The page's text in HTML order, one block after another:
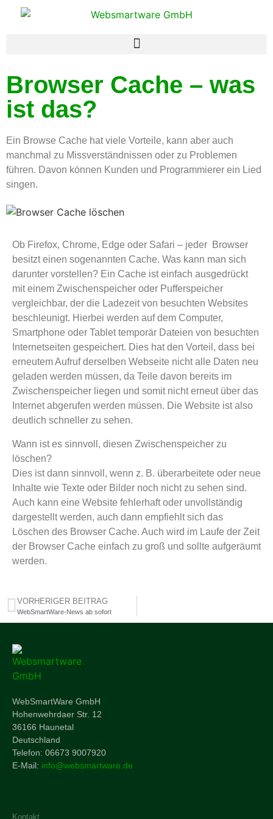
Browser Cache – was
ist das?
Ein Browse Cache hat viele Vorteile, kann aber auch
manchmal zu Missverständnissen oder zu Problemen
führen. Davon können Kunden und Programmierer ein Lied
singen.
Ob Firefox, Chrome, Edge oder Safari – jeder Browser
besitzt einen sogenannten Cache. Was kann man sich
darunter vorstellen? Ein Cache ist einfach ausgedrückt
mit einem Zwischenspeicher oder Pufferspeicher
vergleichbar, der die Ladezeit von besuchten Websites
beschleunigt. Hierbei werden auf dem Computer,
Smartphone oder Tablet temporär Dateien von besuchten
Internetseiten gespeichert. Dies hat den Vorteil, dass bei
erneutem Aufruf derselben Webseite nicht alle Daten neu
geladen werden müssen, da Teile davon bereits im
Zwischenspeicher liegen und somit nicht erneut über das
Internet abgerufen werden müssen. Die Website ist also
deutlich schneller zu sehen.
Wann ist es sinnvoll, diesen Zwischenspeicher zu
löschen?
Dies ist dann sinnvoll, wenn z. B. überarbeitete oder neue
Inhalte wie Texte oder Bilder noch nicht zu sehen sind.
Auch kann eine Website fehlerhaft oder unvollständig
dargestellt werden, auch dann empfiehlt sich das
Löschen des Browser Cache. Auch wird im Laufe der Zeit
der Browser Cache einfach zu groß und sollte aufgeräumt
werden.
VORHERIGER BEITRAG
WebSmartWare-News ab sofort
WebSmartWare GmbH
Hohenwehrdaer Str. 12
36166 Haunetal
Deutschland
Telefon: 06673 9007920
E-Mail: info@websmartware.de
Kontakt